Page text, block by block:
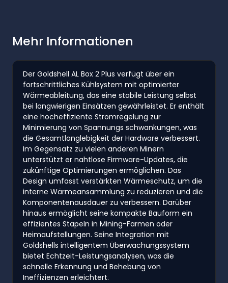
Mehr Informationen
Der Goldshell AL Box 2 Plus verfügt über ein
fortschrittliches Kühlsystem mit optimierter
Wärmeableitung, das eine stabile Leistung selbst
bei langwierigen Einsätzen gewährleistet. Er enthält
eine hocheffiziente Stromregelung zur
Minimierung von Spannungs schwankungen, was
die Gesamtlanglebigkeit der Hardware verbessert.
Im Gegensatz zu vielen anderen Minern
unterstützt er nahtlose Firmware-Updates, die
zukünftige Optimierungen ermöglichen. Das
Design umfasst verstärkten Wärmeschutz, um die
interne Wärmeansammlung zu reduzieren und die
Komponentenausdauer zu verbessern. Darüber
hinaus ermöglicht seine kompakte Bauform ein
effizientes Stapeln in Mining-Farmen oder
Heimaufstellungen. Seine Integration mit
Goldshells intelligentem Überwachungssystem
bietet Echtzeit-Leistungsanalysen, was die
schnelle Erkennung und Behebung von
Ineffizienzen erleichtert.